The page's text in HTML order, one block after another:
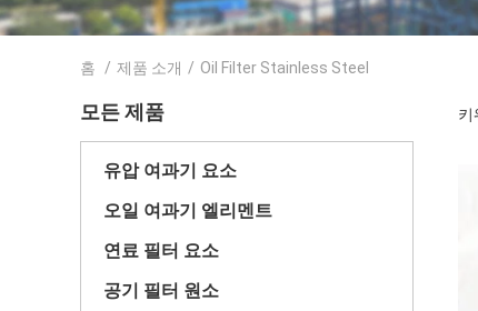
홈 / 제품 소개 / Oil Filter Stainless Steel
모든 제품
유압 여과기 요소
오일 여과기 엘리멘트
연료 필터 요소
공기 필터 원소
키